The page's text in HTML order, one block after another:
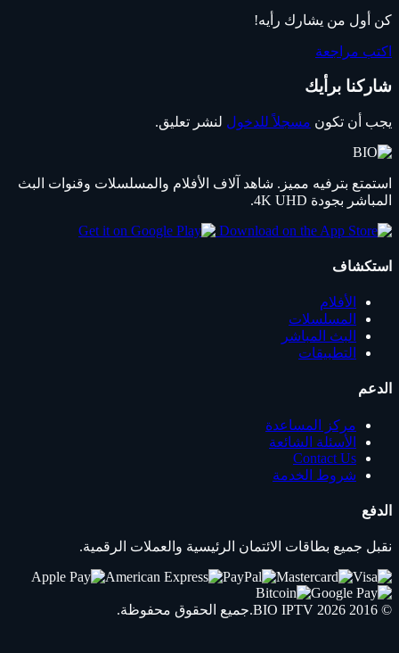
كن أول من يشارك رأيه!
اكتب مراجعة
شاركنا برأيك
يجب أن تكون مسجلاً للدخول لنشر تعليق.
استمتع بترفيه مميز. شاهد آلاف الأفلام والمسلسلات وقنوات البث
المباشر بجودة 4K UHD.
استكشاف
الأفلام
المسلسلات
البث المباشر
التطبيقات
الدعم
مركز المساعدة
الأسئلة الشائعة
Contact Us
شروط الخدمة
الدفع
نقبل جميع بطاقات الائتمان الرئيسية والعملات الرقمية.
© 2016 2026
BIO IPTV .جميع الحقوق محفوظة.